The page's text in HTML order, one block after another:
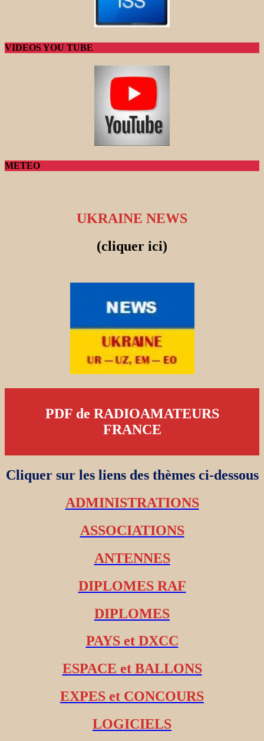
VIDEOS YOU TUBE
METEO
UKRAINE NEWS
(cliquer ici)
PDF de RADIOAMATEURS
FRANCE
Cliquer sur les liens des thèmes ci-dessous
ADMINISTRATIONS
ASSOCIATIONS
ANTENNES
DIPLOMES RAF
DIPLOMES
PAYS et DXCC
ESPACE et BALLONS
EXPES et CONCOURS
LOGICIELS